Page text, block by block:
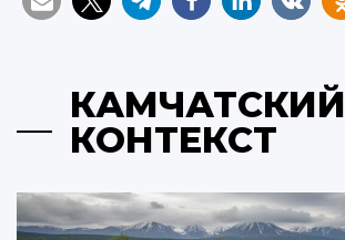
КАМЧАТСКИЙ
КОНТЕКСТ